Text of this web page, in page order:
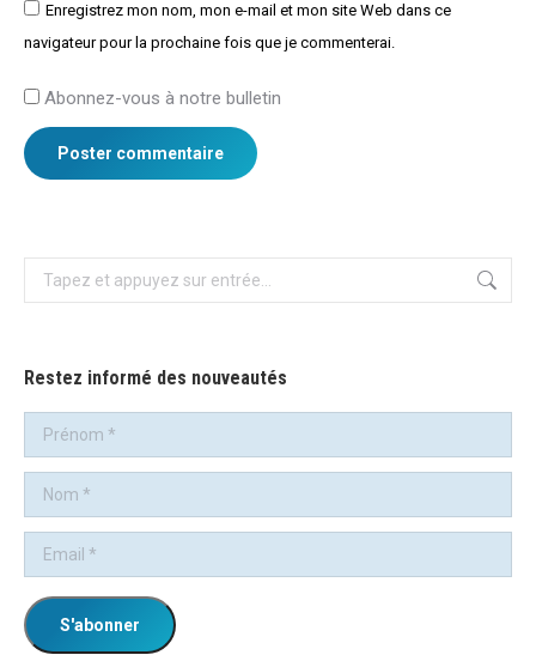
Enregistrez mon nom, mon e-mail et mon site Web dans ce
navigateur pour la prochaine fois que je commenterai.
Abonnez-vous à notre bulletin
Poster commentaire
Recherche
:
Restez informé des nouveautés